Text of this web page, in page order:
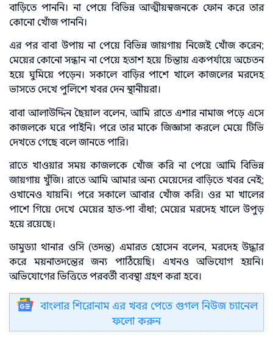
বাড়িতে পাননি। না পেয়ে বিভিন্ন আত্মীয়স্বজনকে ফোন করে তার
কোনো খোঁজ পাননি।
এর পর বাবা উপায় না পেয়ে বিভিন্ন জায়গায় নিজেই খোঁজ করেন;
মেয়ের কোনো সন্ধান না পেয়ে হতাশ হয়ে চিন্তায় একপর্যায়ে অচেতন
হয়ে ঘুমিয়ে পড়েন। সকালে বাড়ির পাশে খালে কাজলের মরদেহ
ভাসতে দেখে পুলিশে খবর দেন স্থানীয়রা।
বাবা আলাউদ্দিন ছৈয়াল বলেন, আমি রাতে এশার নামাজ পড়ে এসে
কাজলকে ঘরে পাইনি। পরে তার মাকে জিজ্ঞাসা করলে মেয়ে টিভি
দেখতে গেছে বলে জানতে পারি।
রাতে খাওয়ার সময় কাজলকে খোঁজ করি না পেয়ে আমি বিভিন্ন
জায়গায় খুঁজি। রাতে আমি আমার অন্য মেয়েদের বাড়িতে খবর নেই;
ওখানেও যায়নি। পরে সকালে আবার খোঁজ করি। ওর মা খালের
পাশে গিয়ে দেখে মেয়ের হাত-পা বাঁধা; মেয়ের মরদেহ খালে উপুড়
হয়ে রয়েছে।
ডামুড্যা থানার ওসি (তদন্ত) এমারত হোসেন বলেন, মরদেহ উদ্ধার
করে ময়নাতদন্তের জন্য পাঠিয়েছি। এখনও অভিযোগ হয়নি।
অভিযোগের ভিত্তিতে পরবর্তী ব্যবস্থা গ্রহণ করা হবে।
বাংলার শিরোনাম এর খবর পেতে গুগল নিউজ চ্যানেল
ফলো করুন